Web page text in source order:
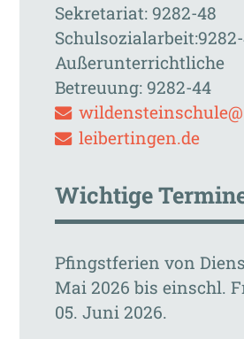
Sekretariat: 9282-48
Außerunterrichtliche
Betreuung: 9282-44
wildensteinschule@
leibertingen.de
Wichtige
Pfingstferien von
Mai 2026 bis einschl.
05. Juni 2026.